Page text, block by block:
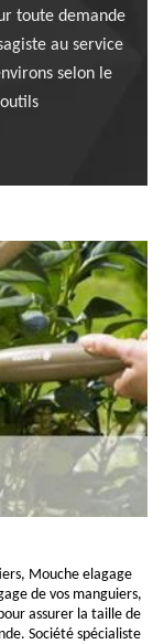
toute demande
au service
selon le
Mouche elagage
de vos manguiers,
assurer la taille de
Société spécialiste